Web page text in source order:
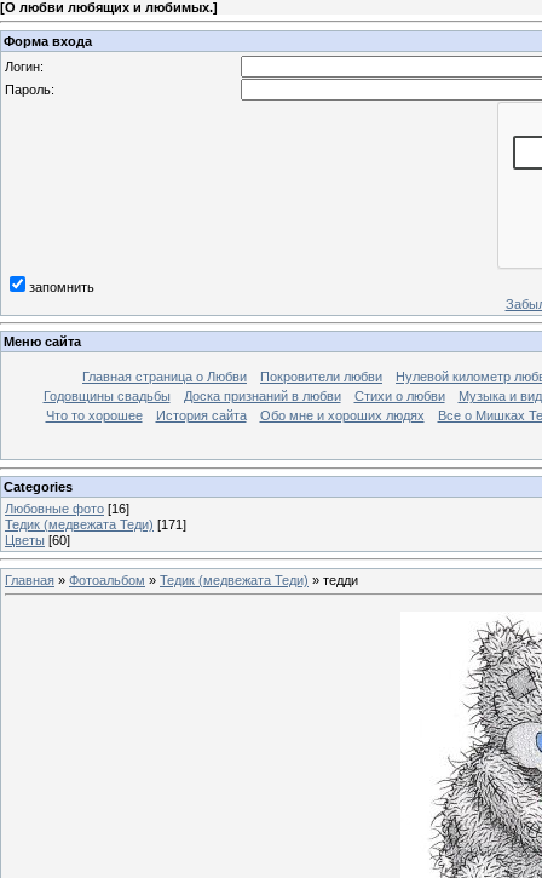
[О любви любящих и любимых.]
Форма входа
Логин:
Пароль:
запомнить
Меню сайта
Главная страница о Любви Покровители любви
Нулевой километр
Годовщины свадьбы
Доска признаний в любви Стихи о любви
Музыка и
Что то хорошее
История сайта Обо мне и хороших людях Все о Мишках
Categories
Любовные фото [16]
Тедик (медвежата Теди) [171]
Цветы [60]
Главная » Фотоальбом » Тедик (медвежата Теди) » тедди